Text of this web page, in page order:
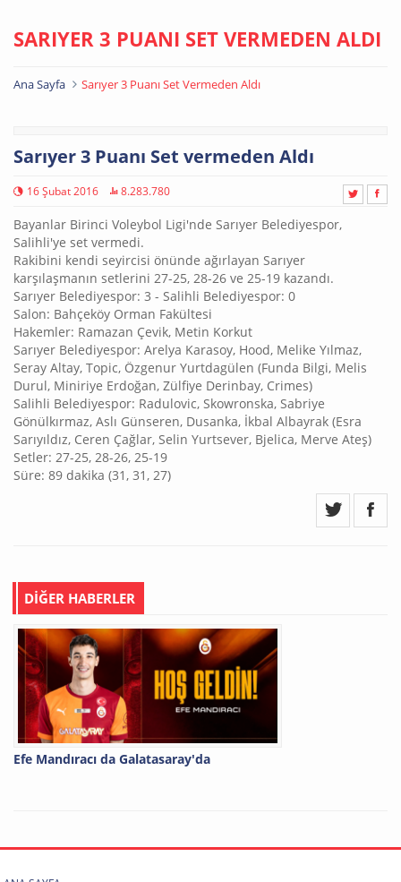
SARIYER 3 PUANI SET VERMEDEN ALDI
Ana Sayfa Sarıyer 3 Puanı Set Vermeden Aldı
Sarıyer 3 Puanı Set vermeden Aldı
16 Şubat 2016 8.283.780
Bayanlar Birinci Voleybol Ligi'nde Sarıyer Belediyespor,
Salihli'ye set vermedi.
Rakibini kendi seyircisi önünde ağırlayan Sarıyer
karşılaşmanın setlerini 27-25, 28-26 ve 25-19 kazandı.
Sarıyer Belediyespor: 3 - Salihli Belediyespor: 0
Salon: Bahçeköy Orman Fakültesi
Hakemler: Ramazan Çevik, Metin Korkut
Sarıyer Belediyespor: Arelya Karasoy, Hood, Melike Yılmaz,
Seray Altay, Topic, Özgenur Yurtdagülen (Funda Bilgi, Melis
Durul, Miniriye Erdoğan, Zülfiye Derinbay, Crimes)
Salihli Belediyespor: Radulovic, Skowronska, Sabriye
Gönülkırmaz, Aslı Günseren, Dusanka, İkbal Albayrak (Esra
Sarıyıldız, Ceren Çağlar, Selin Yurtsever, Bjelica, Merve Ateş)
Setler: 27-25, 28-26, 25-19
Süre: 89 dakika (31, 31, 27)
DİĞER HABERLER
Efe Mandıracı da Galatasaray'da